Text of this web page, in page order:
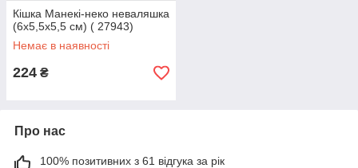
Кішка Манекі-неко неваляшка
(6х5,5х5,5 см) ( 27943)
Немає в наявності
224 ₴
Про нас
100% позитивних з 61 відгука за рік